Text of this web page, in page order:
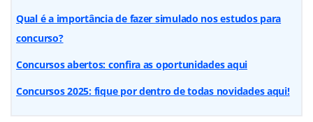
Qual é a importância de fazer simulado nos estudos para
concurso?
Concursos abertos: confira as oportunidades aqui
Concursos 2025: fique por dentro de todas novidades aqui!